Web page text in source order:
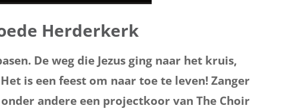
Herderkerk
De weg die Jezus ging naar het kruis,
is een feest om naar toe te leven! Zanger
andere een projectkoor van The Choir